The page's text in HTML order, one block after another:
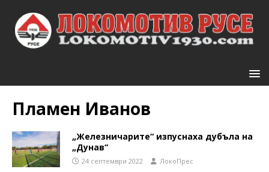
Пламен Иванов
„Железничарите“ изпуснаха дубъла на
„Дунав“
24 септември 2022 ЛокоПрес